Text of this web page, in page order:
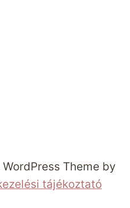
Theme by
tájékoztató